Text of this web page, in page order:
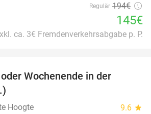
Regulär 194€
145€
ca. 3€ Fremdenverkehrsabgabe p. P.
Wochenende in der
Hoogte 9.6 star